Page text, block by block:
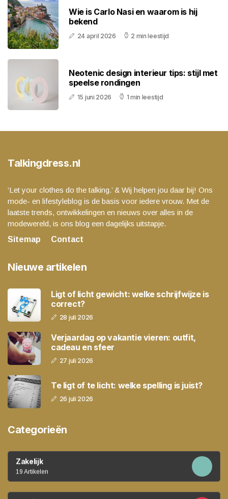
Wie is Carlo Nasi en waarom is hij
bekend
24 april 2026 2 min leestijd
Neotenic design interieur tips: stijl met
speelse rondingen
15 juni 2026 1 min leestijd
Talkingdress.nl
‘Let your clothes do the talking.’ & Wij helpen jou daar bij! Ons
mode- en lifestyleblog is de basis voor iedere vrouw. Met de
laatste trends, ontwikkelingen en nieuws over alles in de
modewereld, is ons blog een dagelijks uitstapje.
Sitemap
Contact
Nieuwe artikelen
Ligt of licht gewicht: welke schrijfwijze is
correct?
28 juli 2026
Verjaardag op vakantie vieren: outfit,
cadeau en sfeer
27 juli 2026
Te ligt of te licht: welke spelling is juist?
26 juli 2026
Categorieën
Zakelijk
19 Artikelen